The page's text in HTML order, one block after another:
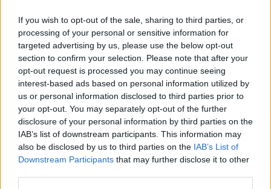
If you wish to opt-out of the sale, sharing to third parties, or
processing of your personal or sensitive information for
targeted advertising by us, please use the below opt-out
section to confirm your selection. Please note that after your
opt-out request is processed you may continue seeing
interest-based ads based on personal information utilized by
us or personal information disclosed to third parties prior to
your opt-out. You may separately opt-out of the further
disclosure of your personal information by third parties on the
IAB’s list of downstream participants. This information may
also be disclosed by us to third parties on the IAB’s List of
Downstream Participants that may further disclose it to other